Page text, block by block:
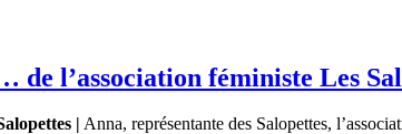
de l’association féministe Les
| Anna, représentante des Salopettes,